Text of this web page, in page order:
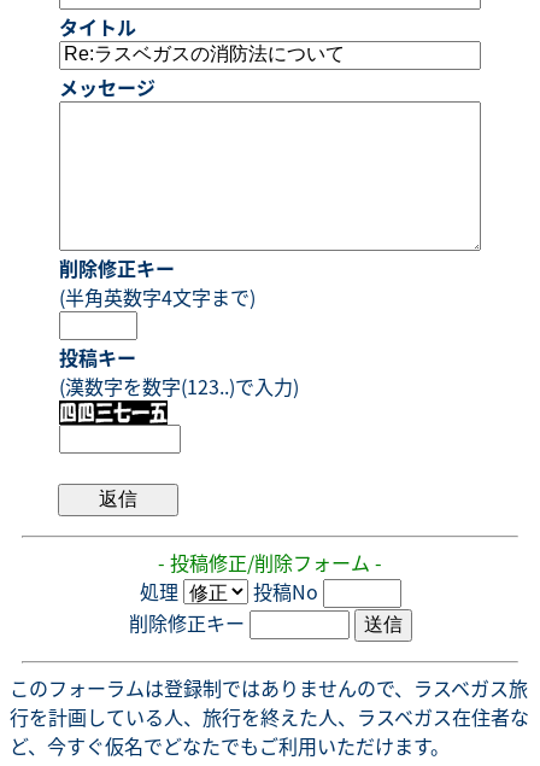
タイトル
メッセージ
削除修正キー
(半角英数字4文字まで)
投稿キー
(漢数字を数字(123..)で入力)
- 投稿修正/削除フォーム -
処理
投稿No
削除修正キー
このフォーラムは登録制ではありませんので、ラスベガス旅
行を計画している人、旅行を終えた人、ラスベガス在住者な
ど、今すぐ仮名でどなたでもご利用いただけます。